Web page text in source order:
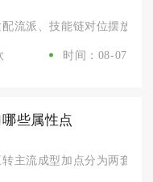
流派、技能链对位摆放心
时间：08-07
些属性点
主流成型加点分为两套成